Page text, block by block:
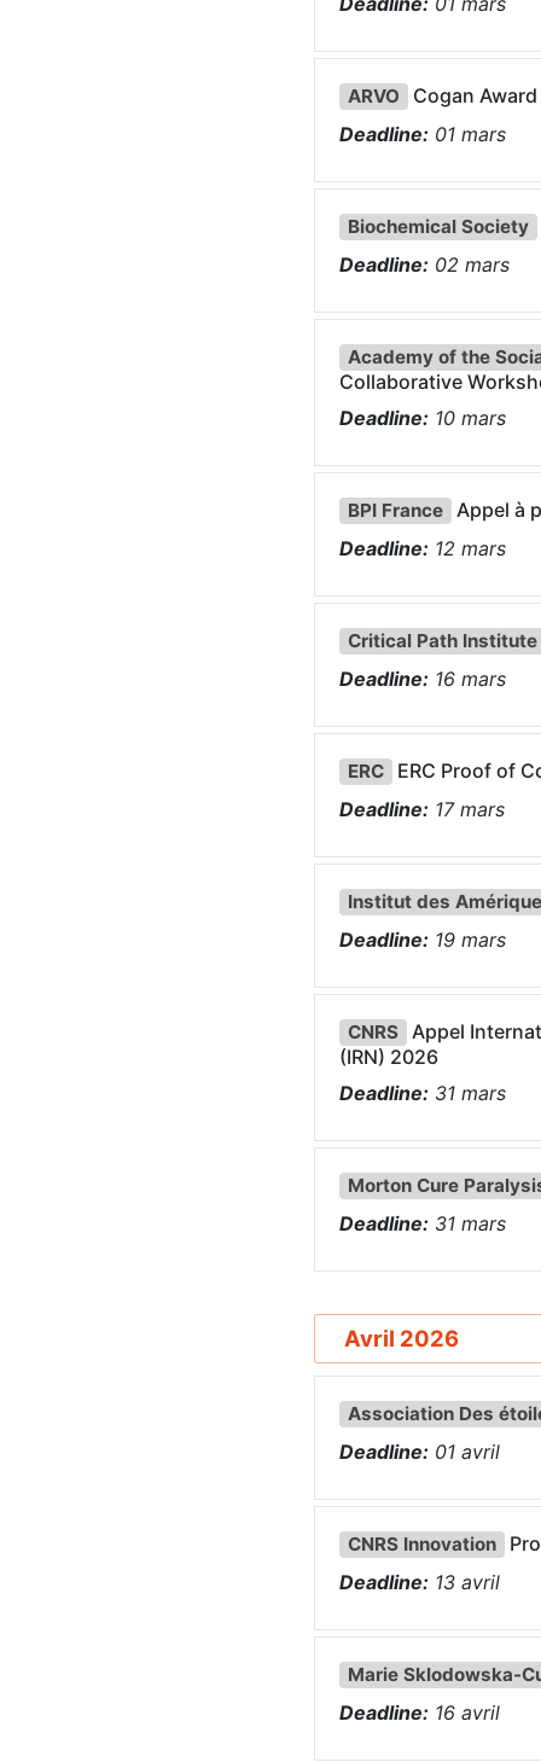
ARVO
Cogan Award
Deadline: 01 mars
Biochemical Society
Deadline: 02 mars
Academy of the
Collaborative
Deadline: 10 mars
BPI France Appel à
Deadline: 12 mars
Critical Path Institute
Deadline: 16 mars
ERC
ERC Proof of
Deadline: 17 mars
Institut des
Deadline: 19 mars
CNRS Appel
(IRN) 2026
Deadline: 31 mars
Morton Cure
Deadline: 31 mars
Avril 2026
Association Des
Deadline: 01 avril
CNRS Innovation
Deadline: 13 avril
Marie Sklodowska-
Deadline: 16 avril